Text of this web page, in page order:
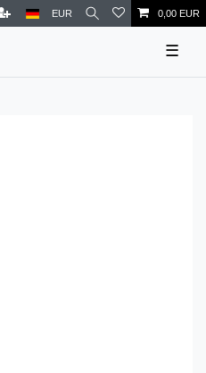
EUR 0,00 EUR
☰